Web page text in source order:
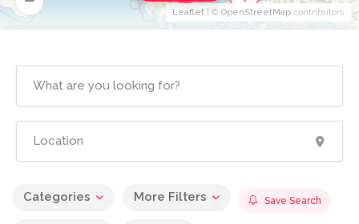
Categories More Filters Save Search
Leaflet | © OpenStreetMap contributors